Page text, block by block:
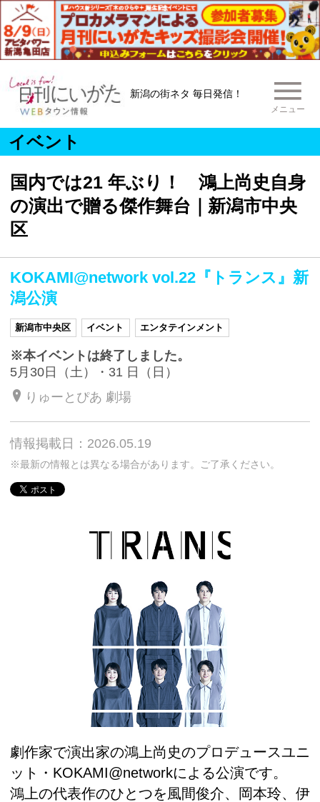
新潟の街ネタ 毎日発信！
メニュー
イベント
国内では21 年ぶり！ 鴻上尚史自身
の演出で贈る傑作舞台｜新潟市中央
区
KOKAMI@network vol.22『トランス』新
潟公演
新潟市中央区 イベント エンタテインメント
※本イベントは終了しました。
5月30日（土）・31 日（日）
りゅーとぴあ 劇場
情報掲載日：2026.05.19
※最新の情報とは異なる場合があります。ご了承ください。
劇作家で演出家の鴻上尚史のプロデュースユニ
ット・KOKAMI@networkによる公演です。
鴻上の代表作のひとつを風間俊介、岡本玲、伊